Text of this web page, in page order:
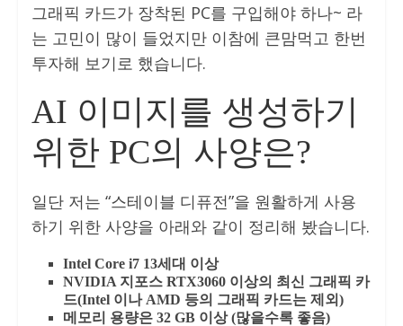
그래픽 카드가 장착된 PC를 구입해야 하나~ 라
는 고민이 많이 들었지만 이참에 큰맘먹고 한번
투자해 보기로 했습니다.
AI 이미지를 생성하기
위한 PC의 사양은?
일단 저는 “스테이블 디퓨전”을 원활하게 사용
하기 위한 사양을 아래와 같이 정리해 봤습니다.
Intel Core i7 13세대 이상
NVIDIA 지포스 RTX3060 이상의 최신 그래픽 카
드(Intel 이나 AMD 등의 그래픽 카드는 제외)
메모리 용량은 32 GB 이상 (많을수록 좋음)